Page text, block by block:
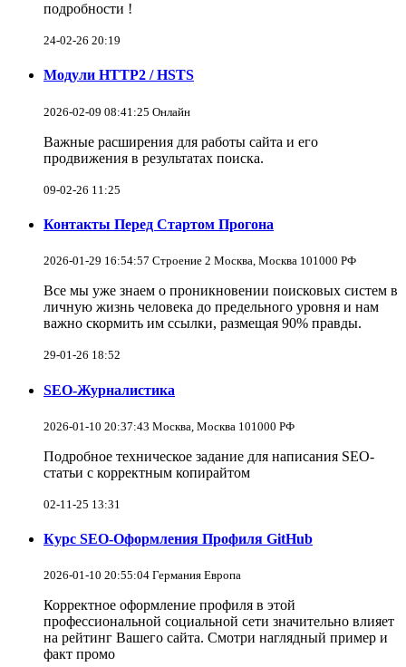
подробности !
24-02-26 20:19
Модули HTTP2 / HSTS
2026-02-09 08:41:25 Онлайн
Важные расширения для работы сайта и его
продвижения в результатах поиска.
09-02-26 11:25
Контакты Перед Стартом Прогона
2026-01-29 16:54:57 Строение 2 Москва, Москва 101000 РФ
Все мы уже знаем о проникновении поисковых систем в
личную жизнь человека до предельного уровня и нам
важно скормить им ссылки, размещая 90% правды.
29-01-26 18:52
SEO-Журналистика
2026-01-10 20:37:43 Москва, Москва 101000 РФ
Подробное техническое задание для написания SEO-
статьи с корректным копирайтом
02-11-25 13:31
Курс SEO-Оформления Профиля GitHub
2026-01-10 20:55:04 Германия Европа
Корректное оформление профиля в этой
профессиональной социальной сети значительно влияет
на рейтинг Вашего сайта. Смотри наглядный пример и
факт промо